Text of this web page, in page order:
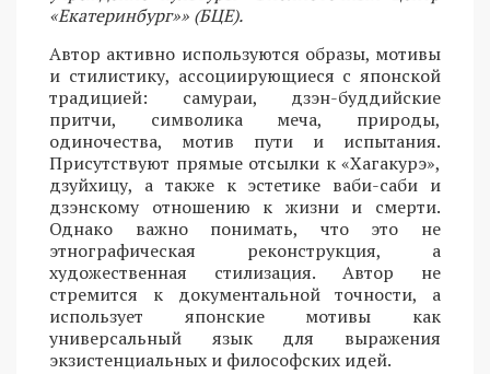
«Екатеринбург»» (БЦЕ).
Автор активно используются образы, мотивы
и стилистику, ассоциирующиеся с японской
традицией: самураи, дзэн-буддийские
притчи, символика меча, природы,
одиночества, мотив пути и испытания.
Присутствуют прямые отсылки к «Хагакурэ»,
дзуйхицу, а также к эстетике ваби-саби и
дзэнскому отношению к жизни и смерти.
Однако важно понимать, что это не
этнографическая реконструкция, а
художественная стилизация. Автор не
стремится к документальной точности, а
использует японские мотивы как
универсальный язык для выражения
экзистенциальных и философских идей.